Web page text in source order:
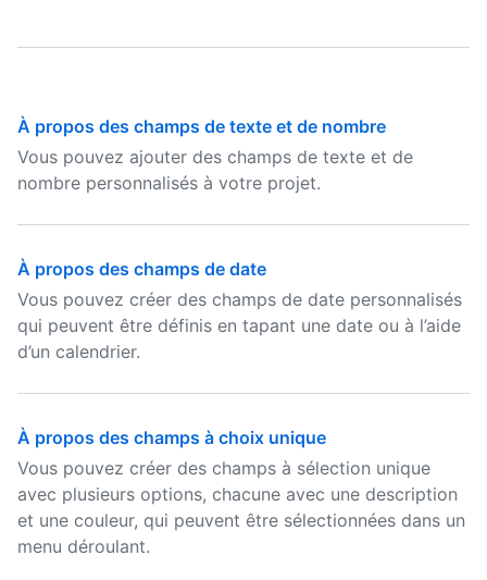
À propos des champs de texte et de nombre
Vous pouvez ajouter des champs de texte et de
nombre personnalisés à votre projet.
À propos des champs de date
Vous pouvez créer des champs de date personnalisés
qui peuvent être définis en tapant une date ou à l’aide
d’un calendrier.
À propos des champs à choix unique
Vous pouvez créer des champs à sélection unique
avec plusieurs options, chacune avec une description
et une couleur, qui peuvent être sélectionnées dans un
menu déroulant.